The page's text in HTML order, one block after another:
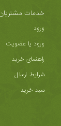
خدمات
ورود
ورود یا عضویت
راهنمای خرید
شرایط ارسال
سبد خرید